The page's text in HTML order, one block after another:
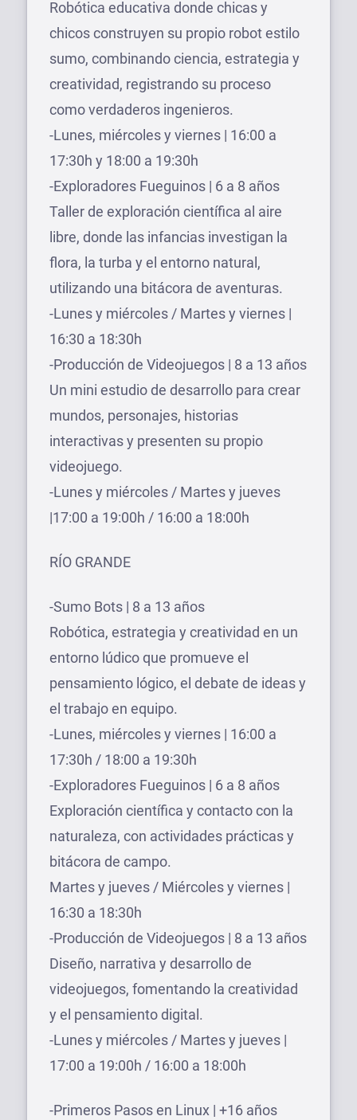
Robótica educativa donde chicas y
chicos construyen su propio robot estilo
sumo, combinando ciencia, estrategia y
creatividad, registrando su proceso
como verdaderos ingenieros.
-Lunes, miércoles y viernes | 16:00 a
17:30h y 18:00 a 19:30h
-Exploradores Fueguinos | 6 a 8 años
Taller de exploración científica al aire
libre, donde las infancias investigan la
flora, la turba y el entorno natural,
utilizando una bitácora de aventuras.
-Lunes y miércoles / Martes y viernes |
16:30 a 18:30h
-Producción de Videojuegos | 8 a 13 años
Un mini estudio de desarrollo para crear
mundos, personajes, historias
interactivas y presenten su propio
videojuego.
-Lunes y miércoles / Martes y jueves
|17:00 a 19:00h / 16:00 a 18:00h
RÍO GRANDE
-Sumo Bots | 8 a 13 años
Robótica, estrategia y creatividad en un
entorno lúdico que promueve el
pensamiento lógico, el debate de ideas y
el trabajo en equipo.
-Lunes, miércoles y viernes | 16:00 a
17:30h / 18:00 a 19:30h
-Exploradores Fueguinos | 6 a 8 años
Exploración científica y contacto con la
naturaleza, con actividades prácticas y
bitácora de campo.
Martes y jueves / Miércoles y viernes |
16:30 a 18:30h
-Producción de Videojuegos | 8 a 13 años
Diseño, narrativa y desarrollo de
videojuegos, fomentando la creatividad
y el pensamiento digital.
-Lunes y miércoles / Martes y jueves |
17:00 a 19:00h / 16:00 a 18:00h
-Primeros Pasos en Linux | +16 años